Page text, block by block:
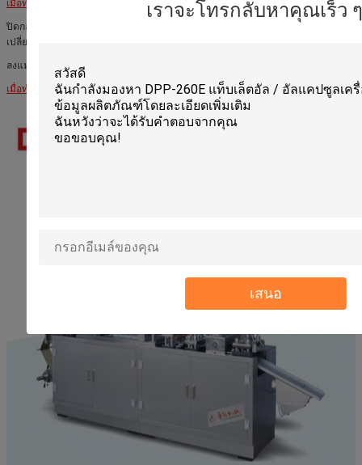
เราจะโทรกลับหาคุณเร็ว
เสนอ
เมื่อทำผลิตภัณฑ์ ALU ALU:
ปิดกล่องที่ 2 (กล่องทำความร้อน) เปลี่ยนถาดป้อนเพื่อป้อนเครื่องป้อนประเภทและ
เปลี่ยนแม่พิมพ์ (การขึ้นรูปและ
ลงแม่พิมพ์, ปิดผนึกขึ้นและลงแม่พิมพ์, blanking ขึ้นและลงแม่พิมพ์)
เมื่อทำผลิตภัณฑ์ ALU PVC:เปิดสถานีทั้งหมด